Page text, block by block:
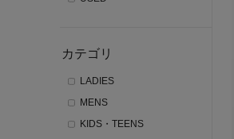
カテゴリ
LADIES
MENS
KIDS・TEENS